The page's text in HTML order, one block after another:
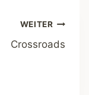
WEITER
Crossroads